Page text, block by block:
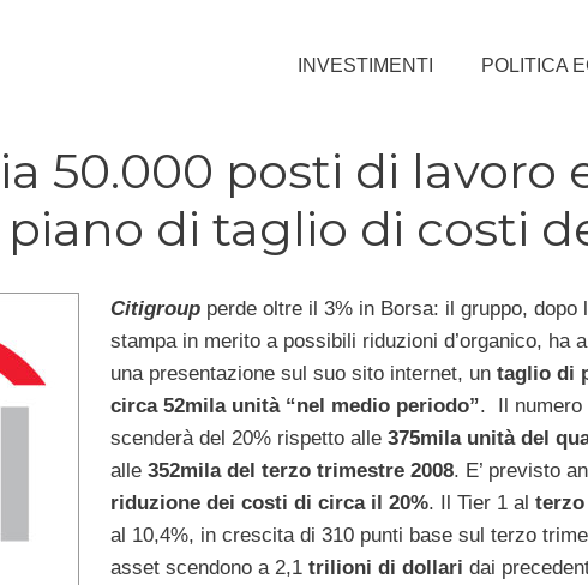
INVESTIMENTI POLITICA
50.000 posti di lavoro
di taglio di costi
Citigroupperde oltre il 3% in Borsa: il gruppo, dopo
stampa in merito a possibili riduzioni d’organico, ha
una presentazione sul suo sito internet, un taglio di
circa 52mila unità “nel medio periodo”. Il numero
scenderà del 20% rispetto alle 375mila unità del
alle 352mila del terzo trimestre 2008. E’ previsto
riduzione dei costi di circa il 20%. Il Tier 1 al
al 10,4%, in crescita di 310 punti base sul terzo
asset scendono a 2,1trilioni di dollari dai